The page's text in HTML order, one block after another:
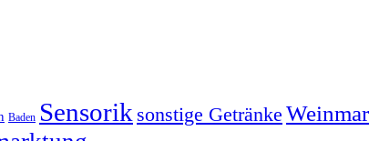
Baden Sensorik sonstige Getränke